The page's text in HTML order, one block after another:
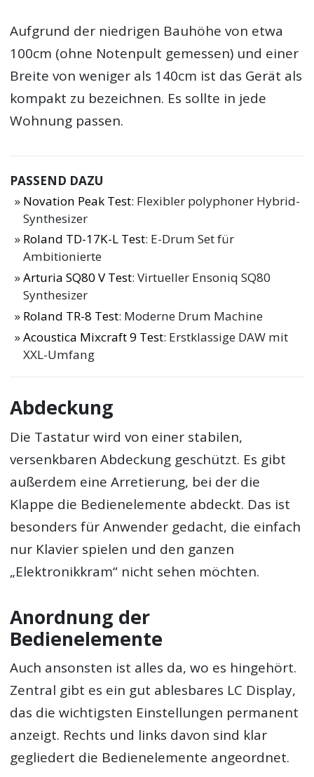
Aufgrund der niedrigen Bauhöhe von etwa
100cm (ohne Notenpult gemessen) und einer
Breite von weniger als 140cm ist das Gerät als
kompakt zu bezeichnen. Es sollte in jede
Wohnung passen.
PASSEND DAZU
Novation Peak Test: Flexibler polyphoner Hybrid-
Synthesizer
Roland TD-17K-L Test: E-Drum Set für
Ambitionierte
Arturia SQ80 V Test: Virtueller Ensoniq SQ80
Synthesizer
Roland TR-8 Test: Moderne Drum Machine
Acoustica Mixcraft 9 Test: Erstklassige DAW mit
XXL-Umfang
Abdeckung
Die Tastatur wird von einer stabilen,
versenkbaren Abdeckung geschützt. Es gibt
außerdem eine Arretierung, bei der die
Klappe die Bedienelemente abdeckt. Das ist
besonders für Anwender gedacht, die einfach
nur Klavier spielen und den ganzen
„Elektronikkram“ nicht sehen möchten.
Anordnung der
Bedienelemente
Auch ansonsten ist alles da, wo es hingehört.
Zentral gibt es ein gut ablesbares LC Display,
das die wichtigsten Einstellungen permanent
anzeigt. Rechts und links davon sind klar
gegliedert die Bedienelemente angeordnet.